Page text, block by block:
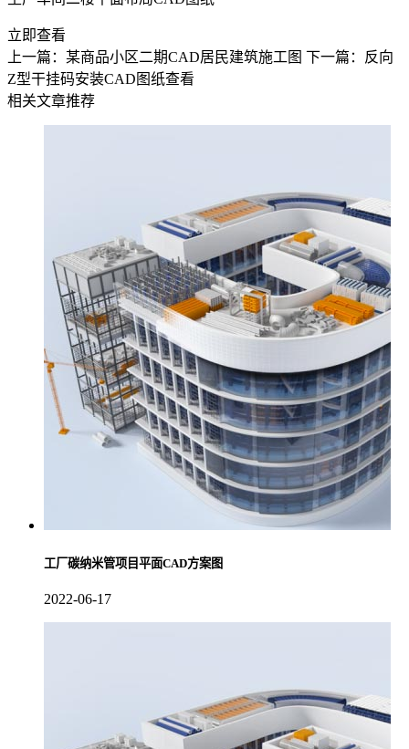
立即查看
上一篇：某商品小区二期CAD居民建筑施工图 下一篇：反向
Z型干挂码安装CAD图纸查看
相关文章推荐
工厂碳纳米管项目平面CAD方案图
2022-06-17